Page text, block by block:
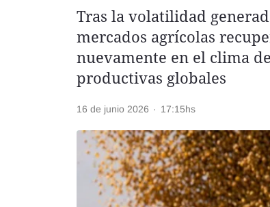
Tras la volatilidad
mercados agrícolas
nuevamente en el clima
productivas globales
16 de junio 2026 · 17:15hs